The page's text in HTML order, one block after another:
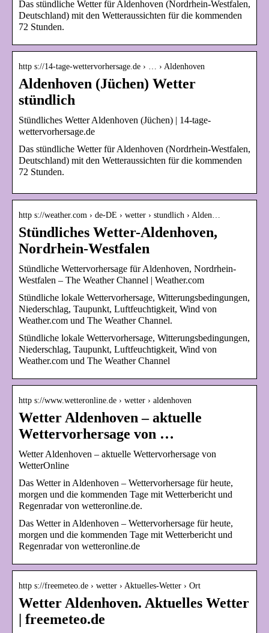
Das stündliche Wetter für Aldenhoven (Nordrhein-Westfalen,
Deutschland) mit den Wetteraussichten für die kommenden
72 Stunden.
http s://14-tage-wettervorhersage.de › … › Aldenhoven
Aldenhoven (Jüchen) Wetter
stündlich
Stündliches Wetter Aldenhoven (Jüchen) | 14-tage-
wettervorhersage.de
Das stündliche Wetter für Aldenhoven (Nordrhein-Westfalen,
Deutschland) mit den Wetteraussichten für die kommenden
72 Stunden.
http s://weather.com › de-DE › wetter › stundlich › Alden…
Stündliches Wetter-Aldenhoven,
Nordrhein-Westfalen
Stündliche Wettervorhersage für Aldenhoven, Nordrhein-
Westfalen – The Weather Channel | Weather.com
Stündliche lokale Wettervorhersage, Witterungsbedingungen,
Niederschlag, Taupunkt, Luftfeuchtigkeit, Wind von
Weather.com und The Weather Channel.
Stündliche lokale Wettervorhersage, Witterungsbedingungen,
Niederschlag, Taupunkt, Luftfeuchtigkeit, Wind von
Weather.com und The Weather Channel
http s://www.wetteronline.de › wetter › aldenhoven
Wetter Aldenhoven – aktuelle
Wettervorhersage von …
Wetter Aldenhoven – aktuelle Wettervorhersage von
WetterOnline
Das Wetter in Aldenhoven – Wettervorhersage für heute,
morgen und die kommenden Tage mit Wetterbericht und
Regenradar von wetteronline.de.
Das Wetter in Aldenhoven – Wettervorhersage für heute,
morgen und die kommenden Tage mit Wetterbericht und
Regenradar von wetteronline.de
http s://freemeteo.de › wetter › Aktuelles-Wetter › Ort
Wetter Aldenhoven. Aktuelles Wetter
| freemeteo.de